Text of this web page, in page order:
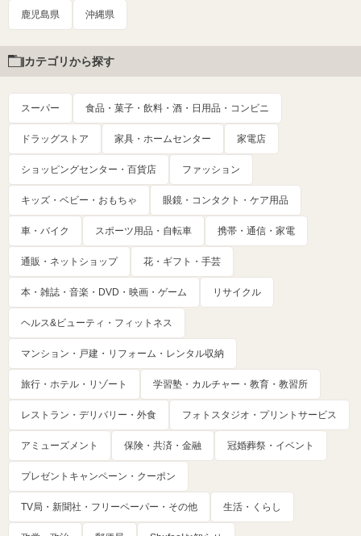
鹿児島県 沖縄県
カテゴリから探す
スーパー 食品・菓子・飲料・酒・日用品・コンビニ
ドラッグストア 家具・ホームセンター 家電店
ショッピングセンター・百貨店 ファッション
キッズ・ベビー・おもちゃ 眼鏡・コンタクト・ケア用品
車・バイク スポーツ用品・自転車 携帯・通信・家電
通販・ネットショップ 花・ギフト・手芸
本・雑誌・音楽・DVD・映画・ゲーム リサイクル
ヘルス&ビューティ・フィットネス
マンション・戸建・リフォーム・レンタル収納
旅行・ホテル・リゾート 学習塾・カルチャー・教育・教習所
レストラン・デリバリー・外食 フォトスタジオ・プリントサービス
アミューズメント 保険・共済・金融 冠婚葬祭・イベント
プレゼントキャンペーン・クーポン
TV局・新聞社・フリーペーパー・その他 生活・くらし